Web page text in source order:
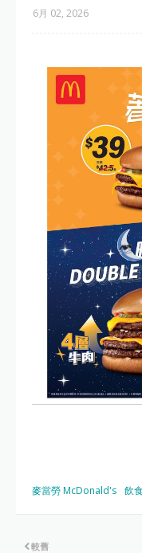
6月 02, 2026
麥當勞 McDonald's 飲
較舊